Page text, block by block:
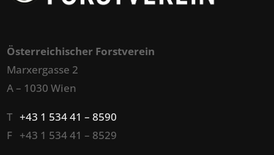
Österreichischer Forstverein
Marxergasse 2
A – 1030 Wien
T+43 1 534 41 – 8590
F +43 1 534 41 – 8529